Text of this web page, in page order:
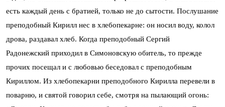
есть каждый день с братией, только не до сытости. Послушание
преподобный Кирилл нес в хлебопекарне: он носил воду, колол
дрова, раздавал хлеб. Когда преподобный Сергий
Радонежский приходил в Симоновскую обитель, то прежде
прочих посещал и с любовью беседовал с преподобным
Кириллом. Из хлебопекарни преподобного Кирилла перевели в
поварню, и святой говорил себе, смотря на пылающий огонь: